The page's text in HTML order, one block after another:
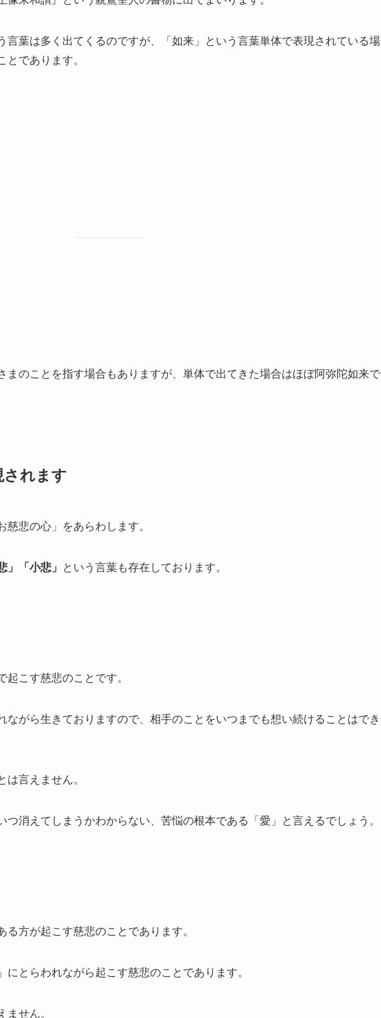
言葉は多く出てくるのですが、「如来」という言葉単体で表現されている場
であります。
まのことを指す場合もありますが、単体で出てきた場合はほぼ阿弥陀如来で
されます
慈悲の心」をあらわします。
」「小悲」 という言葉も存在しております。
起こす慈悲のことです。
ながら生きておりますので、相手のことをいつまでも想い続けることはでき
は言えません。
消えてしまうかわからない、苦悩の根本である「愛」と言えるでしょう。
る方が起こす慈悲のことであります。
とらわれながら起こす慈悲のことであります。
ません。